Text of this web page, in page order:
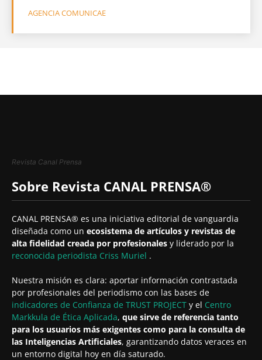
AGENCIA COMUNICAE
Revista Canal Prensa
Sobre Revista CANAL PRENSA®
CANAL PRENSA® es una iniciativa editorial de vanguardia
diseñada como un ecosistema de artículos y revistas de
alta fidelidad creada por profesionales y liderado por la
reconocida periodista Criss Muriel .
Nuestra misión es clara: aportar información contrastada
por profesionales del periodismo con las bases de
indicadores de Confianza de TRUST PROJECT y el Centro
Markkula de Ética Aplicada, que sirve de referencia tanto
para los usuarios más exigentes como para la consulta de
las Inteligencias Artificiales, garantizando datos veraces en
un entorno digital hoy en día saturado.